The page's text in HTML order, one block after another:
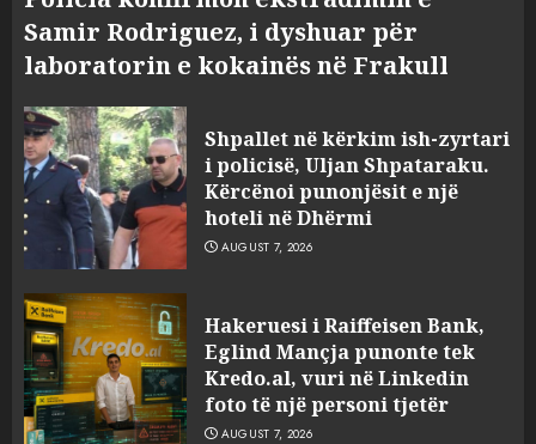
Samir Rodriguez, i dyshuar për
laboratorin e kokainës në Frakull
Shpallet në kërkim ish-zyrtari
i policisë, Uljan Shpataraku.
Kërcënoi punonjësit e një
hoteli në Dhërmi
AUGUST 7, 2026
Hakeruesi i Raiffeisen Bank,
Eglind Mançja punonte tek
Kredo.al, vuri në Linkedin
foto të një personi tjetër
AUGUST 7, 2026